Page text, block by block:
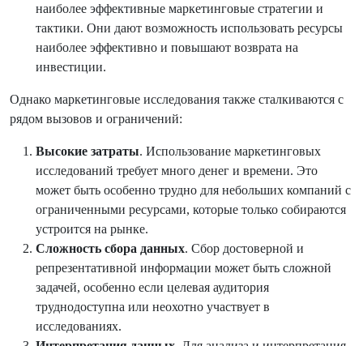
наиболее эффективные маркетинговые стратегии и
тактики. Они дают возможность использовать ресурсы
наиболее эффективно и повышают возврата на
инвестиции.
Однако маркетинговые исследования также сталкиваются с
рядом вызовов и ограничений:
Высокие затраты. Использование маркетинговых
исследований требует много денег и времени. Это
может быть особенно трудно для небольших компаний с
ограниченными ресурсами, которые только собираются
устроится на рынке.
Сложность сбора данных. Сбор достоверной и
репрезентативной информации может быть сложной
задачей, особенно если целевая аудитория
труднодоступна или неохотно участвует в
исследованиях.